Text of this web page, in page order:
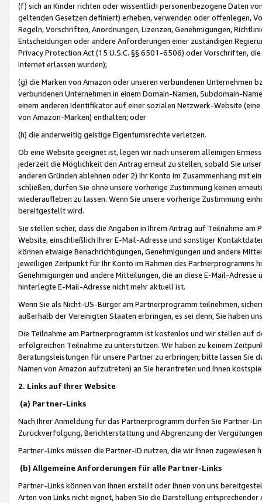
(f) sich an Kinder richten oder wissentlich personenbezogene Daten
geltenden Gesetzen definiert) erheben, verwenden oder offenlegen,
Regeln, Vorschriften, Anordnungen, Lizenzen, Genehmigungen,
Entscheidungen oder andere Anforderungen einer zuständigen
Privacy Protection Act (15 U.S.C. §§ 6501-6506) oder Vorschriften,
Internet erlassen wurden);
(g) die Marken von Amazon oder unseren verbundenen Unternehmen
verbundenen Unternehmen in einem Domain-Namen, Subdomain-
einem anderen Identifikator auf einer sozialen Netzwerk-Website
von Amazon-Marken) enthalten; oder
(h) die anderweitig geistige Eigentumsrechte verletzen.
Ob eine Website geeignet ist, legen wir nach unserem alleinigen
jederzeit die Möglichkeit den Antrag erneut zu stellen, sobald Sie
anderen Gründen ablehnen oder 2) Ihr Konto im Zusammenhang mit
schließen, dürfen Sie ohne unsere vorherige Zustimmung keinen
wiederaufleben zu lassen. Wenn Sie unsere vorherige Zustimmung
bereitgestellt wird.
Sie stellen sicher, dass die Angaben in Ihrem Antrag auf Teilnahme
Website, einschließlich Ihrer E-Mail-Adresse und sonstiger
können etwaige Benachrichtigungen, Genehmigungen und andere
jeweiligen Zeitpunkt für Ihr Konto im Rahmen des Partnerprogramms
Genehmigungen und andere Mitteilungen, die an diese E-Mail-
hinterlegte E-Mail-Adresse nicht mehr aktuell ist.
Wenn Sie als Nicht-US-Bürger am Partnerprogramm teilnehmen,
außerhalb der Vereinigten Staaten erbringen, es sei denn, Sie haben
Die Teilnahme am Partnerprogramm ist kostenlos und wir stellen auf
erfolgreichen Teilnahme zu unterstützen. Wir haben zu keinem
Beratungsleistungen für unsere Partner zu erbringen; bitte lassen Sie
Namen von Amazon aufzutreten) an Sie herantreten und Ihnen
2. Links auf Ihrer Website
(a) Partner-Links
Nach Ihrer Anmeldung für das Partnerprogramm dürfen Sie Partner-
Zurückverfolgung, Berichterstattung und Abgrenzung der
Partner-Links müssen die Partner-ID nutzen, die wir Ihnen zugewiesen
(b) Allgemeine Anforderungen für alle Partner-Links
Partner-Links können von Ihnen erstellt oder Ihnen von uns
Arten von Links nicht eignet, haben Sie die Darstellung